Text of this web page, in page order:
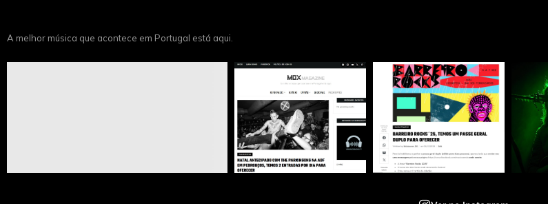
A melhor música que acontece em Portugal está aqui.